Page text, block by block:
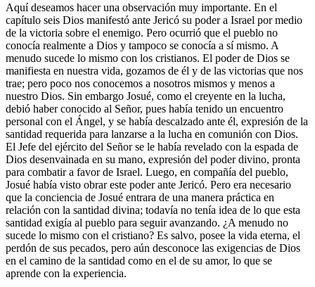
Aquí deseamos hacer una observación muy importante. En el
capítulo seis Dios manifestó ante Jericó su poder a Israel por medio
de la victoria sobre el enemigo. Pero ocurrió que el pueblo no
conocía realmente a Dios y tampoco se conocía a sí mismo. A
menudo sucede lo mismo con los cristianos. El poder de Dios se
manifiesta en nuestra vida, gozamos de él y de las victorias que nos
trae; pero poco nos conocemos a nosotros mismos y menos a
nuestro Dios. Sin embargo Josué, como el creyente en la lucha,
debió haber conocido al Señor, pues había tenido un encuentro
personal con el Ángel, y se había descalzado ante él, expresión de la
santidad requerida para lanzarse a la lucha en comunión con Dios.
El Jefe del ejército del Señor se le había revelado con la espada de
Dios desenvainada en su mano, expresión del poder divino, pronta
para combatir a favor de Israel. Luego, en compañía del pueblo,
Josué había visto obrar este poder ante Jericó. Pero era necesario
que la conciencia de Josué entrara de una manera práctica en
relación con la santidad divina; todavía no tenía idea de lo que esta
santidad exigía al pueblo para seguir avanzando. ¿A menudo no
sucede lo mismo con el cristiano? Es salvo, posee la vida eterna, el
perdón de sus pecados, pero aún desconoce las exigencias de Dios
en el camino de la santidad como en el de su amor, lo que se
aprende con la experiencia.